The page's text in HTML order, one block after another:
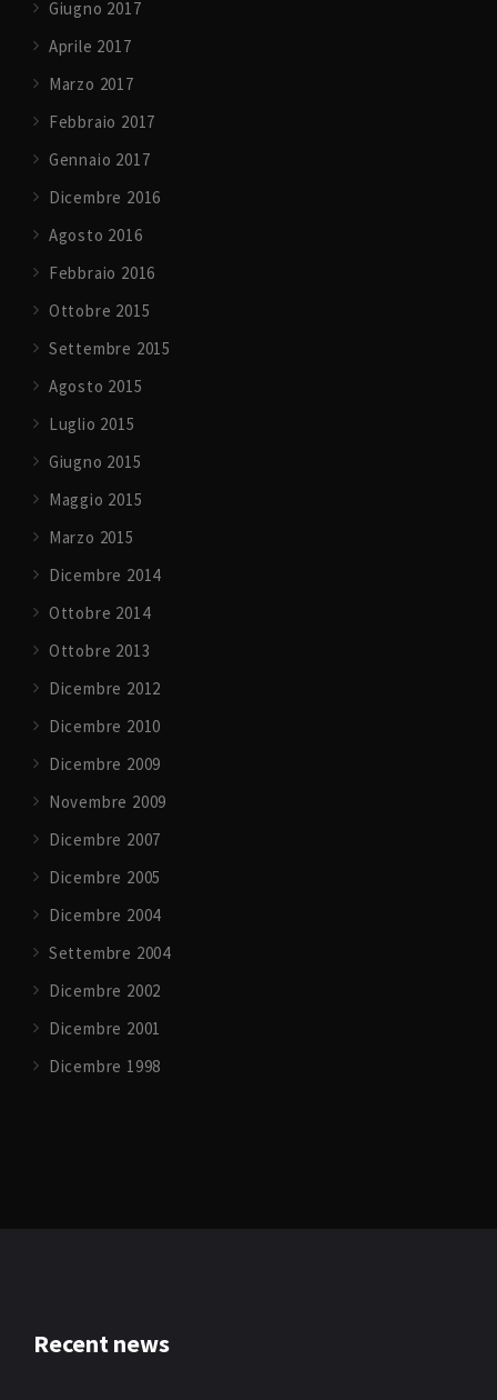
Giugno 2017
Aprile 2017
Marzo 2017
Febbraio 2017
Gennaio 2017
Dicembre 2016
Agosto 2016
Febbraio 2016
Ottobre 2015
Settembre 2015
Agosto 2015
Luglio 2015
Giugno 2015
Maggio 2015
Marzo 2015
Dicembre 2014
Ottobre 2014
Ottobre 2013
Dicembre 2012
Dicembre 2010
Dicembre 2009
Novembre 2009
Dicembre 2007
Dicembre 2005
Dicembre 2004
Settembre 2004
Dicembre 2002
Dicembre 2001
Dicembre 1998
Recent news